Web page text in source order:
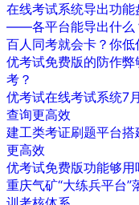
在线考试系统导出功
——各平台能导出什么
百人同考就会卡？你低
优考试免费版的防作
考？
优考试在线考试系统7
查询更高效
建工类考证刷题平台
更高效
优考试免费版功能够
重庆气矿“大练兵平台